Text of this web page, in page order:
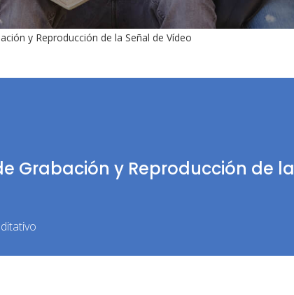
y Reproducción de la Señal de Vídeo
Grabación y Reproducción de la